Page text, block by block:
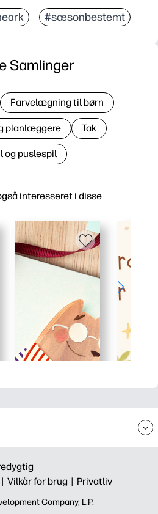
#sæsonbestemt
interesseret i disse
Samlinger
Farvelægning til børn
planlæggere Tak
og puslespil
Vilkår for brug | Privatliv
Company, L.P.